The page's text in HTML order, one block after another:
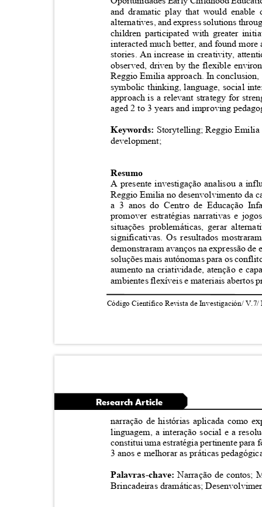
and dramatic play that would
alternatives, and express solutions
children participated with greater
interacted much better, and found
stories. An increase in creativity,
observed, driven by the flexible
Reggio Emilia approach. In
symbolic thinking, language, social
approach is a relevant strategy for
aged 2 to 3 years and improving
Keywords: Storytelling; Reggio
development;
Resumo
A presente investigação analisou a
Reggio Emilia no desenvolvimento da
a 3 anos do Centro de Educação
promover estratégias narrativas e
situações problemáticas, gerar
significativas. Os resultados
demonstraram avanços na expressão
soluções mais autónomas para os
aumento na criatividade, atenção e
ambientes flexíveis e materiais abertos
Código Científico Revista de Investigación/
Research Article
narração de histórias aplicada como
linguagem, a interação social e a
constitui uma estratégia pertinente
3 anos e melhorar as práticas
Palavras-chave:Narração de contos;
Brincadeiras dramáticas;